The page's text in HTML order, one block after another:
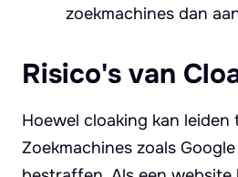
zoekmachines dan
Risico's van
Hoewel cloaking kan
Zoekmachines zoals